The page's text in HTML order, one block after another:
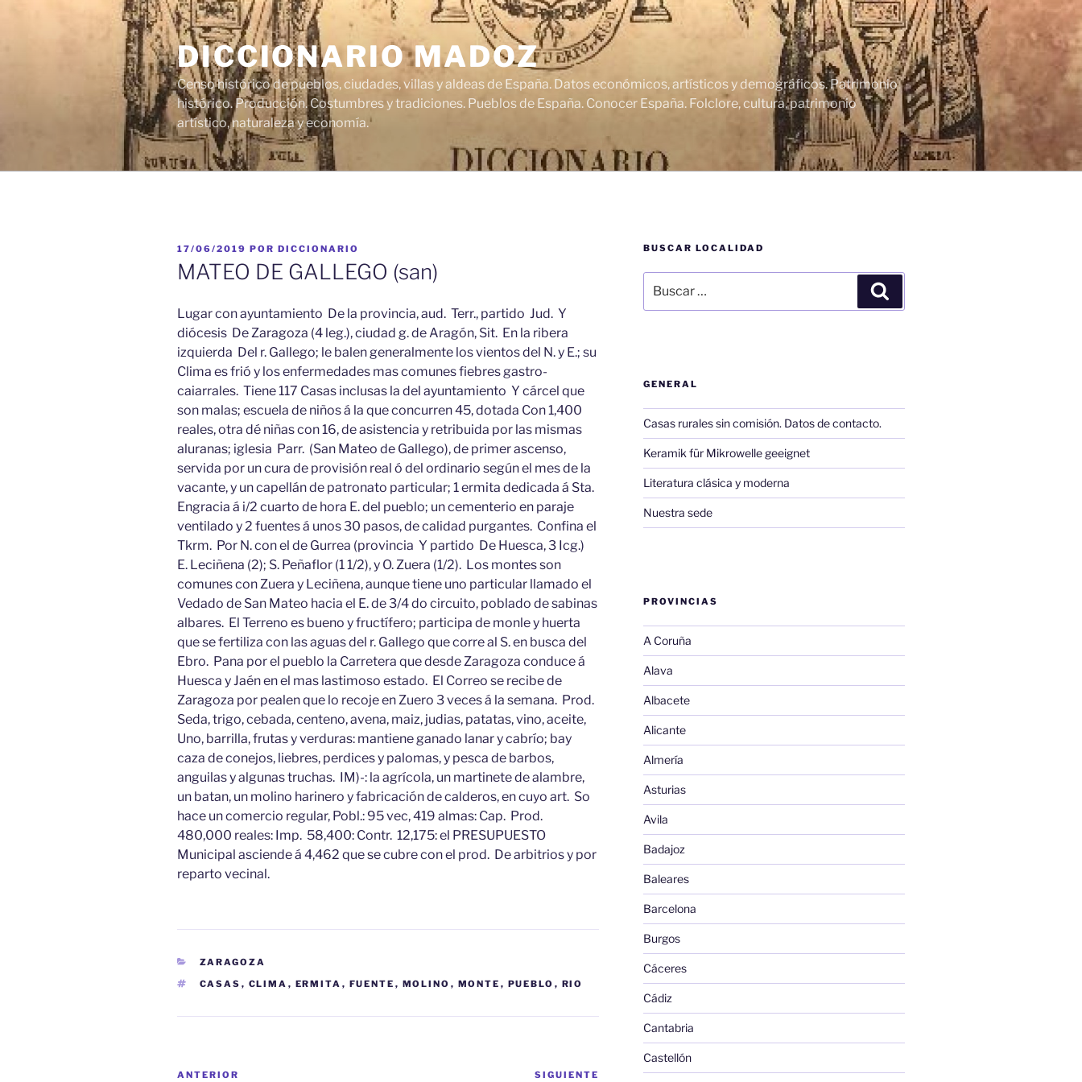
DICCIONARIO MADOZ
Censo histórico de pueblos, ciudades, villas y aldeas de España. Datos económicos, artísticos y demográficos. Patrimonio
histórico. Producción. Costumbres y tradiciones. Pueblos de España. Conocer España. Folclore, cultura, patrimonio
artístico, naturaleza y economía.
PUBLICADO
EL
17/06/2019 POR DICCIONARIO
MATEO DE GALLEGO (san)
Lugar con ayuntamiento De la provincia, aud. Terr., partido Jud. Y
diócesis De Zaragoza (4 leg.), ciudad g. de Aragón, Sit. En la ribera
izquierda Del r. Gallego; le balen generalmente los vientos del N. y E.; su
Clima es frió y los enfermedades mas comunes fiebres gastro-
caiarrales. Tiene 117 Casas inclusas la del ayuntamiento Y cárcel que
son malas; escuela de niños á la que concurren 45, dotada Con 1,400
reales, otra dé niñas con 16, de asistencia y retribuida por las mismas
aluranas; iglesia Parr. (San Mateo de Gallego), de primer ascenso,
servida por un cura de provisión real ó del ordinario según el mes de la
vacante, y un capellán de patronato particular; 1 ermita dedicada á Sta.
Engracia á i/2 cuarto de hora E. del pueblo; un cementerio en paraje
ventilado y 2 fuentes á unos 30 pasos, de calidad purgantes. Confina el
Tkrm. Por N. con el de Gurrea (provincia Y partido De Huesca, 3 Icg.)
E. Leciñena (2); S. Peñaflor (1 1/2), y O. Zuera (1/2). Los montes son
comunes con Zuera y Leciñena, aunque tiene uno particular llamado el
Vedado de San Mateo hacia el E. de 3/4 do circuito, poblado de sabinas
albares. El Terreno es bueno y fructífero; participa de monle y huerta
que se fertiliza con las aguas del r. Gallego que corre al S. en busca del
Ebro. Pana por el pueblo la Carretera que desde Zaragoza conduce á
Huesca y Jaén en el mas lastimoso estado. El Correo se recibe de
Zaragoza por pealen que lo recoje en Zuero 3 veces á la semana. Prod.
Seda, trigo, cebada, centeno, avena, maiz, judias, patatas, vino, aceite,
Uno, barrilla, frutas y verduras: mantiene ganado lanar y cabrío; bay
caza de conejos, liebres, perdices y palomas, y pesca de barbos,
anguilas y algunas truchas. IM)-: la agrícola, un martinete de alambre,
un batan, un molino harinero y fabricación de calderos, en cuyo art. So
hace un comercio regular, Pobl.: 95 vec, 419 almas: Cap. Prod.
480,000 reales: Imp. 58,400: Contr. 12,175: el PRESUPUESTO
Municipal asciende á 4,462 que se cubre con el prod. De arbitrios y por
reparto vecinal.
CATEGORÍAS
ZARAGOZA
ETIQUETAS
CASAS , CLIMA , ERMITA , FUENTE , MOLINO , MONTE , PUEBLO , RIO
Navegación
Entrada
ANTERIOR
Siguiente
SIGUIENTE
BUSCAR LOCALIDAD
por:
GENERAL
Casas rurales sin comisión. Datos de contacto.
Keramik für Mikrowelle geeignet
Literatura clásica y moderna
Nuestra sede
PROVINCIAS
A Coruña
Alava
Albacete
Alicante
Almería
Asturias
Avila
Badajoz
Baleares
Barcelona
Burgos
Cáceres
Cádiz
Cantabria
Castellón